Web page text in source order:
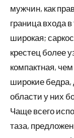
мужчин, как
граница входа
широкая;
крестец более
компактная,
широкие бедра,
области у них
Чаще всего
таза,